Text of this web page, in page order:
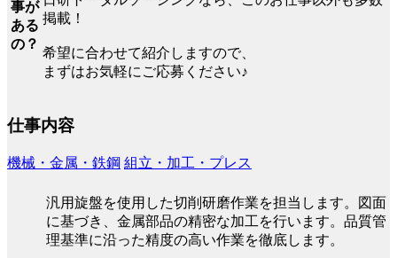
事が
ある
の？
掲載！
希望に合わせて紹介しますので、
まずはお気軽にご応募ください♪
仕事内容
機械・金属・鉄鋼 組立・加工・プレス
汎用旋盤を使用した切削研磨作業を担当します。図面
に基づき、金属部品の精密な加工を行います。品質管
理基準に沿った精度の高い作業を徹底します。